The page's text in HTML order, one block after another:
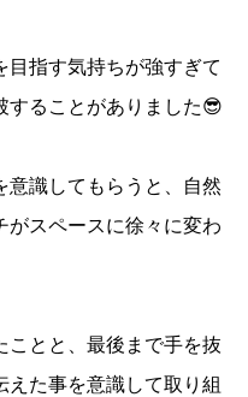
目指す気持ちが強すぎて
することがありました😎
意識してもらうと、自然
がスペースに徐々に変わ
ことと、最後まで手を抜
えた事を意識して取り組